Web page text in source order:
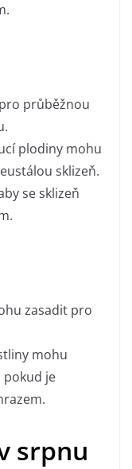
průběžnou
plodiny mohu
sklizeň.
se sklizeň
zasadit pro
mohu
pokud je
srpnu